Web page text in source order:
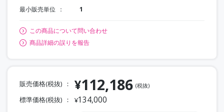
最小販売単位 1
この商品について問い合わせ
商品詳細の誤りを報告
販売価格(税抜) ¥112,186 (税抜)
標準価格(税抜) ¥134,000